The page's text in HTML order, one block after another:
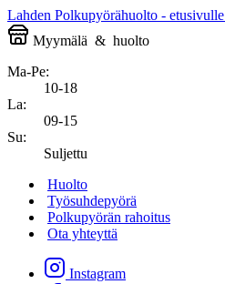
Lahden Polkupyörähuolto - etusivulle
Myymälä & huolto
Ma-Pe:
10-18
La:
09-15
Su:
Suljettu
Huolto
Työsuhdepyörä
Polkupyörän rahoitus
Ota yhteyttä
Instagram